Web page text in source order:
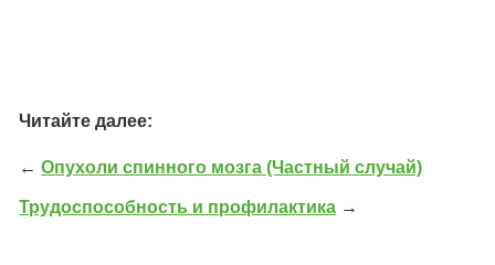
Читайте далее:
←Опухоли спинного мозга (Частный случай)
Трудоспособность и профилактика →